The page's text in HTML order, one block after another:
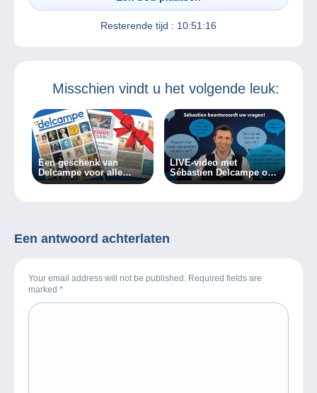
Resterende tijd : 10:51:16
Misschien vindt u het volgende leuk:
Een geschenk van
Delcampe voor alle
verzamelaars!
LIVE-video met
Sébastien Delcampe op
07/03/2024!
Een antwoord achterlaten
Your email address will not be published. Required fields are
marked *